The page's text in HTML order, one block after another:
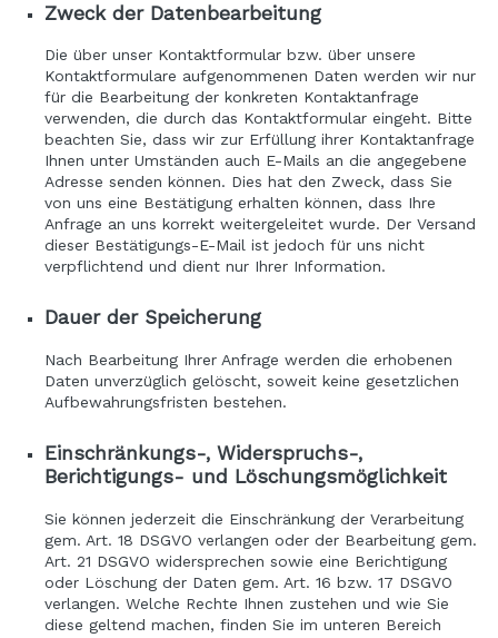
Zweck der Datenbearbeitung
Die über unser Kontaktformular bzw. über unsere
Kontaktformulare aufgenommenen Daten werden wir nur
für die Bearbeitung der konkreten Kontaktanfrage
verwenden, die durch das Kontaktformular eingeht. Bitte
beachten Sie, dass wir zur Erfüllung ihrer Kontaktanfrage
Ihnen unter Umständen auch E-Mails an die angegebene
Adresse senden können. Dies hat den Zweck, dass Sie
von uns eine Bestätigung erhalten können, dass Ihre
Anfrage an uns korrekt weitergeleitet wurde. Der Versand
dieser Bestätigungs-E-Mail ist jedoch für uns nicht
verpflichtend und dient nur Ihrer Information.
Dauer der Speicherung
Nach Bearbeitung Ihrer Anfrage werden die erhobenen
Daten unverzüglich gelöscht, soweit keine gesetzlichen
Aufbewahrungsfristen bestehen.
Einschränkungs-, Widerspruchs-,
Berichtigungs- und Löschungsmöglichkeit
Sie können jederzeit die Einschränkung der Verarbeitung
gem. Art. 18 DSGVO verlangen oder der Bearbeitung gem.
Art. 21 DSGVO widersprechen sowie eine Berichtigung
oder Löschung der Daten gem. Art. 16 bzw. 17 DSGVO
verlangen. Welche Rechte Ihnen zustehen und wie Sie
diese geltend machen, finden Sie im unteren Bereich